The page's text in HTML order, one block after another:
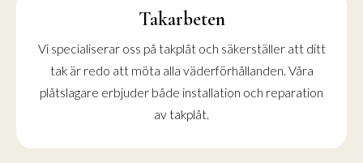
Takarbeten
Vi specialiserar oss på takplåt och säkerställer att ditt
tak är redo att möta alla väderförhållanden. Våra
plåtslagare erbjuder både installation och reparation
av takplåt.